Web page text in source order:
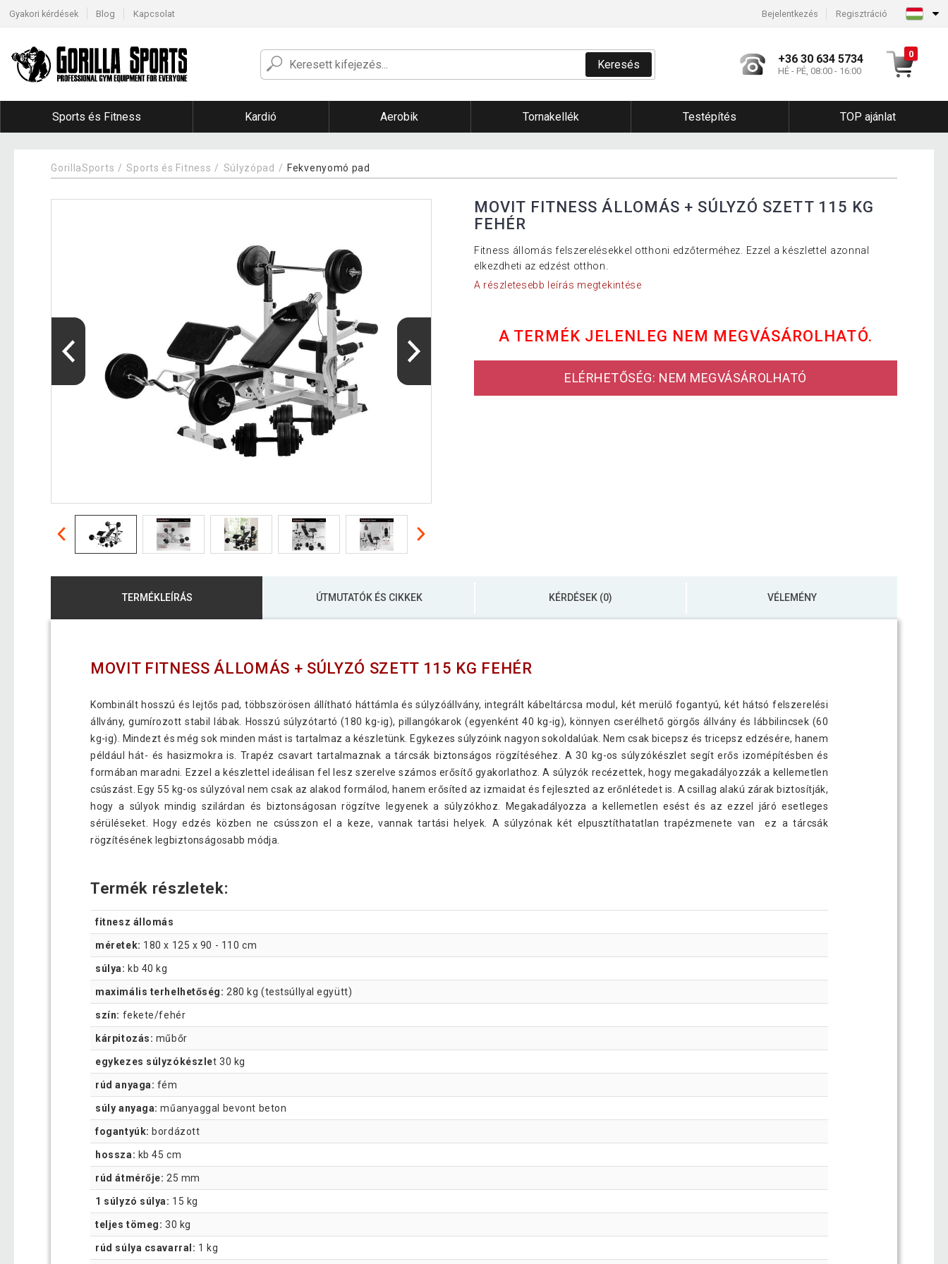
Gyakori kérdések Blog Kapcsolat Bejelentkezés Regisztráció
Keresés +36 30 634 5734
HÉ - PÉ, 08:00 - 16:00
0
Sports és Fitness Kardió Aerobik Tornakellék Testépítés TOP ajánlat
GorillaSports Sports és Fitness Súlyzópad Fekvenyomó pad
MOVIT FITNESS ÁLLOMÁS + SÚLYZÓ SZETT 115 KG
FEHÉR
Fitness állomás felszerelésekkel otthoni edzőterméhez. Ezzel a készlettel azonnal
elkezdheti az edzést otthon.
A részletesebb leírás megtekintése
A TERMÉK JELENLEG NEM MEGVÁSÁROLHATÓ.
ELÉRHETŐSÉG: NEM MEGVÁSÁROLHATÓ
TERMÉKLEÍRÁS ÚTMUTATÓK ÉS CIKKEK KÉRDÉSEK (0) VÉLEMÉNY
MOVIT FITNESS ÁLLOMÁS + SÚLYZÓ SZETT 115 KG FEHÉR
Kombinált hosszú és lejtős pad, többszörösen állítható háttámla és súlyzóállvány, integrált kábeltárcsa modul, két merülő fogantyú, két hátsó felszerelési
állvány, gumírozott stabil lábak. Hosszú súlyzótartó (180 kg-ig), pillangókarok (egyenként 40 kg-ig), könnyen cserélhető görgős állvány és lábbilincsek (60
kg-ig). Mindezt és még sok minden mást is tartalmaz a készletünk. Egykezes súlyzóink nagyon sokoldalúak. Nem csak bicepsz és tricepsz edzésére, hanem
például hát- és hasizmokra is. Trapéz csavart tartalmaznak a tárcsák biztonságos rögzítéséhez. A 30 kg-os súlyzókészlet segít erős izomépítésben és
formában maradni. Ezzel a készlettel ideálisan fel lesz szerelve számos erősítő gyakorlathoz. A súlyzók recézettek, hogy megakadályozzák a kellemetlen
csúszást. Egy 55 kg-os súlyzóval nem csak az alakod formálod, hanem erősíted az izmaidat és fejleszted az erőnlétedet is. A csillag alakú zárak biztosítják,
hogy a súlyok mindig szilárdan és biztonságosan rögzítve legyenek a súlyzókhoz. Megakadályozza a kellemetlen esést és az ezzel járó esetleges
sérüléseket. Hogy edzés közben ne csússzon el a keze, vannak tartási helyek. A súlyzónak két elpusztíthatatlan trapézmenete van ez a tárcsák
rögzítésének legbiztonságosabb módja.
Termék részletek:
fitnesz állomás
méretek: 180 x 125 x 90 - 110 cm
súlya: kb 40 kg
maximális terhelhetőség: 280 kg (testsúllyal együtt)
szín: fekete/fehér
kárpitozás: műbőr
egykezes súlyzókészlet 30 kg
rúd anyaga: fém
súly anyaga: műanyaggal bevont beton
fogantyúk: bordázott
hossza: kb 45 cm
rúd átmérője: 25 mm
1 súlyzó súlya: 15 kg
teljes tömeg: 30 kg
rúd súlya csavarral: 1 kg